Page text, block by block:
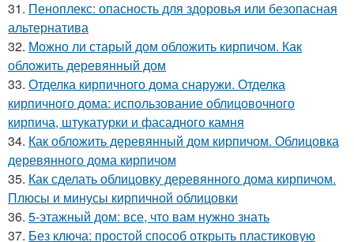
31. Пеноплекс: опасность для здоровья или безопасная
альтернатива
32. Можно ли старый дом обложить кирпичом. Как
обложить деревянный дом
33. Отделка кирпичного дома снаружи. Отделка
кирпичного дома: использование облицовочного
кирпича, штукатурки и фасадного камня
34. Как обложить деревянный дом кирпичом. Облицовка
деревянного дома кирпичом
35. Как сделать облицовку деревянного дома кирпичом.
Плюсы и минусы кирпичной облицовки
36. 5-этажный дом: все, что вам нужно знать
37. Без ключа: простой способ открыть пластиковую